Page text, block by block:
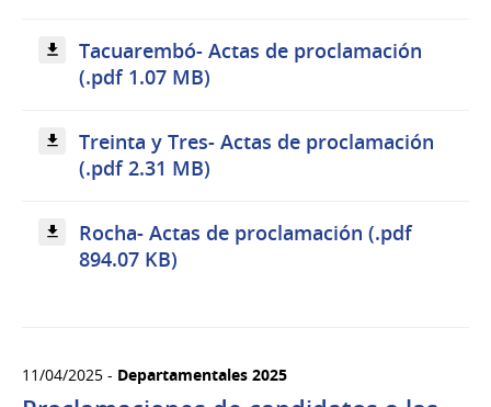
Tacuarembó- Actas de proclamación
(.pdf 1.07 MB)
Treinta y Tres- Actas de proclamación
(.pdf 2.31 MB)
Rocha- Actas de proclamación (.pdf
894.07 KB)
11/04/2025 - Departamentales 2025